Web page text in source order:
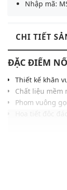
Nhập mã:
CHI TIẾT
ĐẶC ĐIỂM
Thiết kế khăn
Chất liệu mềm
Phom vuông
Đường viền
Gam màu